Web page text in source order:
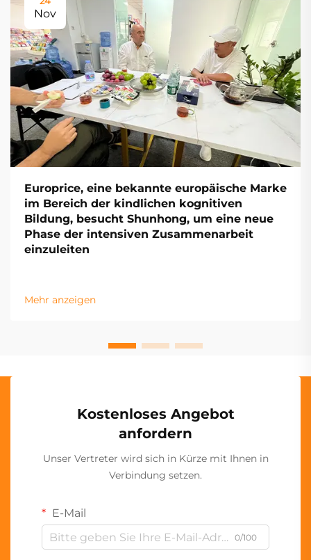
Nov
Europrice, eine bekannte europäische Marke
im Bereich der kindlichen kognitiven
Bildung, besucht Shunhong, um eine neue
Phase der intensiven Zusammenarbeit
einzuleiten
Mehr anzeigen
Kostenloses Angebot
anfordern
Unser Vertreter wird sich in Kürze mit Ihnen in
Verbindung setzen.
E-Mail
0/100